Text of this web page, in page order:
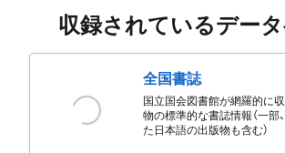
収録されているデー
全国書誌
国立国会図書館が網羅的に
物の標準的な書誌情報（一部
た日本語の出版物も含む）